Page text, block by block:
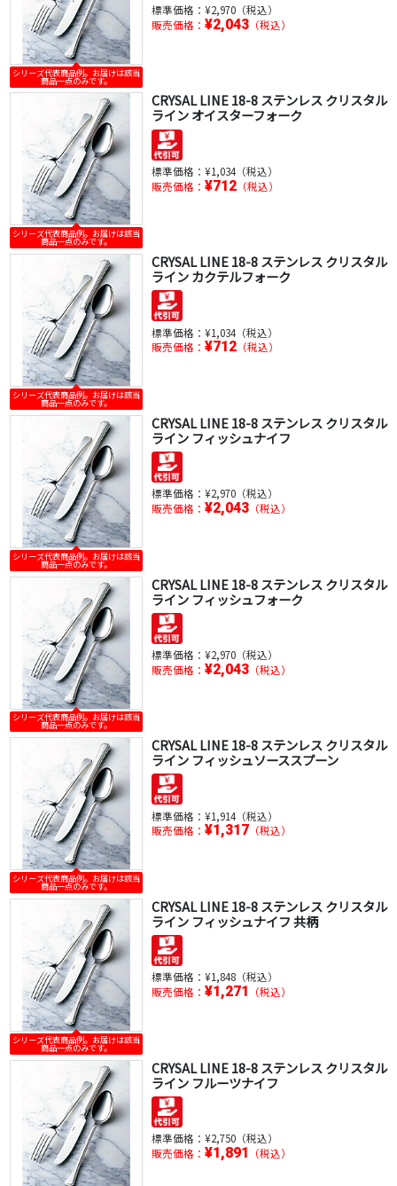
シリーズ代表商品例。お届けは該当
商品一点のみです。
標準価格： ¥2,970（税込）
販売価格： ¥2,043（税込）
シリーズ代表商品例。お届けは該当
商品一点のみです。
CRYSAL LINE 18-8 ステンレス クリスタル
ライン オイスターフォーク
標準価格： ¥1,034（税込）
販売価格： ¥712（税込）
シリーズ代表商品例。お届けは該当
商品一点のみです。
CRYSAL LINE 18-8 ステンレス クリスタル
ライン カクテルフォーク
標準価格： ¥1,034（税込）
販売価格： ¥712（税込）
シリーズ代表商品例。お届けは該当
商品一点のみです。
CRYSAL LINE 18-8 ステンレス クリスタル
ライン フィッシュナイフ
標準価格： ¥2,970（税込）
販売価格： ¥2,043（税込）
シリーズ代表商品例。お届けは該当
商品一点のみです。
CRYSAL LINE 18-8 ステンレス クリスタル
ライン フィッシュフォーク
標準価格： ¥2,970（税込）
販売価格： ¥2,043（税込）
シリーズ代表商品例。お届けは該当
商品一点のみです。
CRYSAL LINE 18-8 ステンレス クリスタル
ライン フィッシュソーススプーン
標準価格： ¥1,914（税込）
販売価格： ¥1,317（税込）
シリーズ代表商品例。お届けは該当
商品一点のみです。
CRYSAL LINE 18-8 ステンレス クリスタル
ライン フィッシュナイフ 共柄
標準価格： ¥1,848（税込）
販売価格： ¥1,271 （税込）
CRYSAL LINE 18-8 ステンレス クリスタル
ライン フルーツナイフ
標準価格： ¥2,750（税込）
販売価格： ¥1,891 （税込）